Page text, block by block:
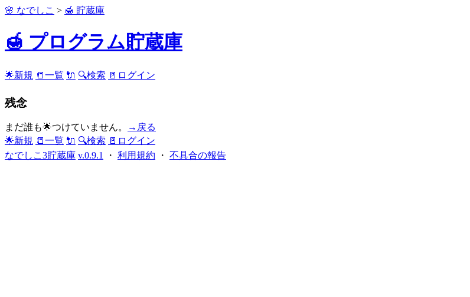
🌸 なでしこ > 🍯 貯蔵庫
🍯 プログラム貯蔵庫
🌟新規 📒一覧 🔌 🔍検索 🚪ログイン
残念
まだ誰も🌟つけていません。
→戻る
🌟新規 📒一覧 🔌 🔍検索 🚪ログイン
なでしこ3貯蔵庫 v.0.9.1 ・ 利用規約 ・ 不具合の報告